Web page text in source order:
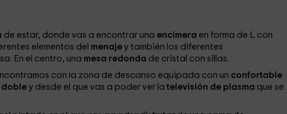
estar, donde vas a encontrar una encimera en forma de L con
elementos del menaje y también los diferentes
En el centro, una mesa redonda de cristal con sillas.
con la zona de descanso equipada con un confortable
doble y desde el que vas a poder ver la televisión de plasma que se